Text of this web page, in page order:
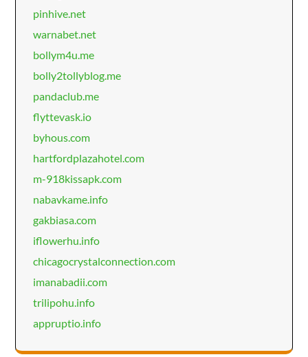
pinhive.net
warnabet.net
bollym4u.me
bolly2tollyblog.me
pandaclub.me
flyttevask.io
byhous.com
hartfordplazahotel.com
m-918kissapk.com
nabavkame.info
gakbiasa.com
iflowerhu.info
chicagocrystalconnection.com
imanabadii.com
trilipohu.info
appruptio.info